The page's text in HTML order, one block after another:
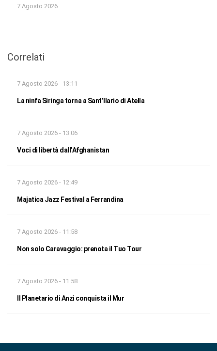
7 Agosto 2026
Correlati
7 Agosto 2026 - 13:11
La ninfa Siringa torna a Sant’Ilario di Atella
7 Agosto 2026 - 13:06
Voci di libertà dall’Afghanistan
7 Agosto 2026 - 12:49
Majatica Jazz Festival a Ferrandina
7 Agosto 2026 - 11:58
Non solo Caravaggio: prenota il Tuo Tour
7 Agosto 2026 - 11:58
Il Planetario di Anzi conquista il Mur